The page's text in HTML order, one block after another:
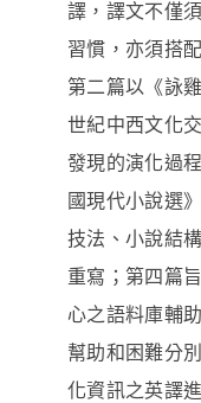
譯，譯文不僅
習慣，亦須搭
第二篇以《詠
世紀中西文化
發現的演化過
國現代小說選
技法、小說結
重寫；第四篇
心之語料庫輔
幫助和困難分
化資訊之英譯